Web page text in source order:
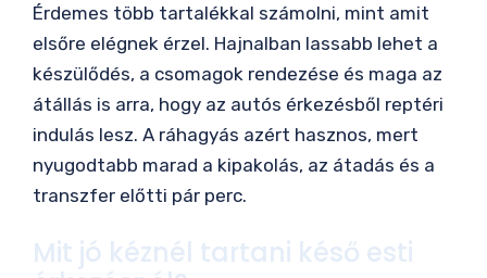
Érdemes több tartalékkal számolni, mint amit
elsőre elégnek érzel. Hajnalban lassabb lehet a
készülődés, a csomagok rendezése és maga az
átállás is arra, hogy az autós érkezésből reptéri
indulás lesz. A ráhagyás azért hasznos, mert
nyugodtabb marad a kipakolás, az átadás és a
transzfer előtti pár perc.
Mit jó kéznél tartani késő esti